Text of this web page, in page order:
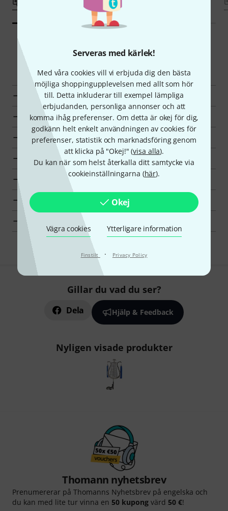
Serveras med kärlek!
Med våra cookies vill vi erbjuda dig den bästa
möjliga shoppingupplevelsen med allt som hör
till. Detta inkluderar till exempel lämpliga
erbjudanden, personliga annonser och att
komma ihåg preferenser. Om detta är okej för dig,
godkänn helt enkelt användningen av cookies för
preferenser, statistik och marknadsföring genom
att klicka på "Okej!" (visa alla).
Du kan när som helst återkalla ditt samtycke via
cookieinställningarna (här).
Okej
Vägra cookies Ytterligare information
Finstilt · Privacy Policy
JK Lyror en överblick
till produktgrupp Lyror
till produktgrupp Marsch och militärt
till produktgrupp Orkester slagverk
till produktgrupp Klassiska instrument
visa tillverkarinformation för JK
JK Klassiska instrument en överblick
Gillar du vad du ser?
Dela Hjälp & Feedback
Nyligen visade produkter
Thomann nyhetsbrev
Prenumererar på Thomanns Nyhetsbrev på engelska och
du kan med lite tur vinna en 50 kupong värd 50 €!